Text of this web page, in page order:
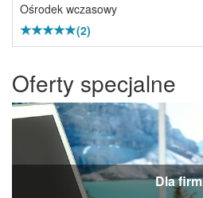
Ośrodek wczasowy
(2)
Oferty specjalne
Dla firm